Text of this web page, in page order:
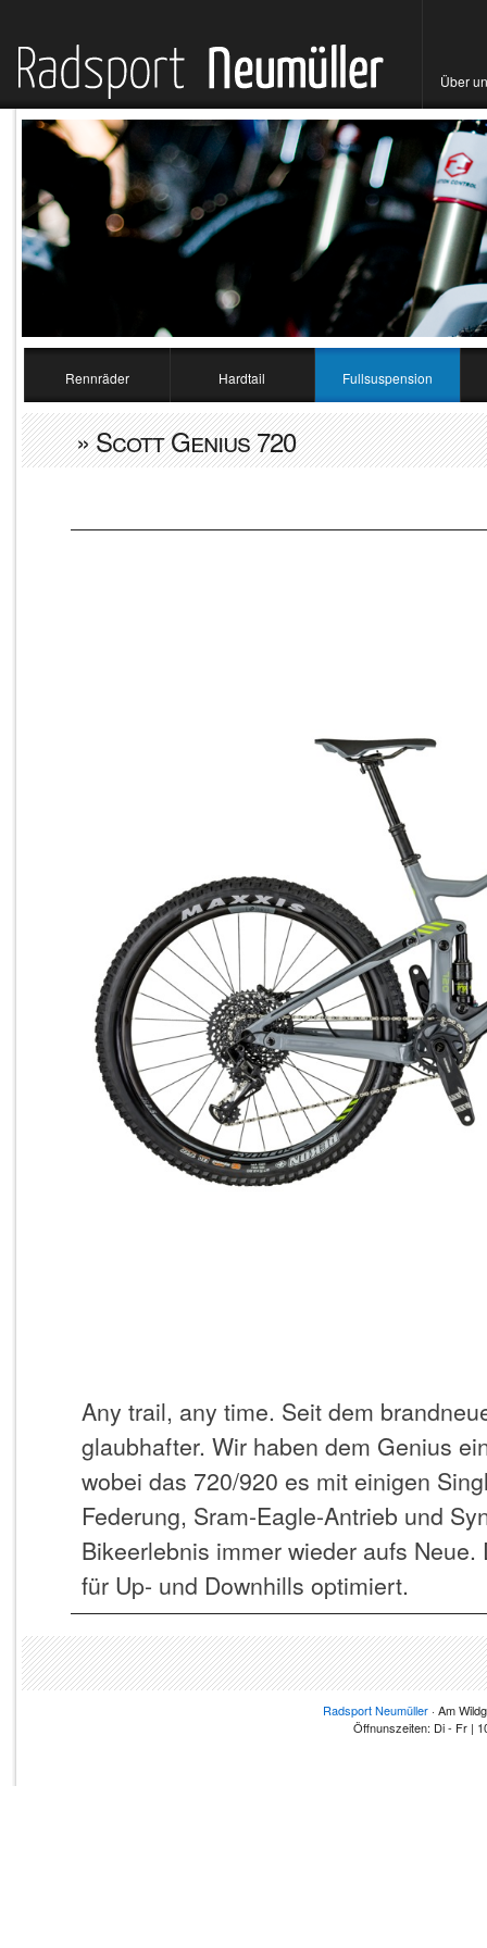
Über
Rennräder Hardtail Fullsuspension
» Scott Genius 720
Any trail, any time. Seit dem
glaubhafter. Wir haben dem Genius
wobei das 720/920 es mit einigen
Federung, Sram-Eagle-Antrieb und
Bikeerlebnis immer wieder aufs
für Up- und Downhills optimiert.
Radsport Neumüller · Am
Öffnunszeiten: Di - Fr |